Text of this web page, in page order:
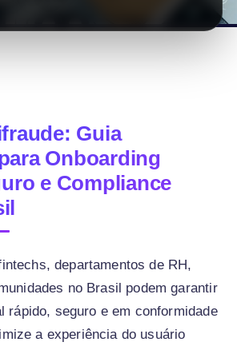
Guia
Onboarding
e Compliance
departamentos de RH,
no Brasil podem garantir
rápido, seguro e em conformidade
a experiência do usuário